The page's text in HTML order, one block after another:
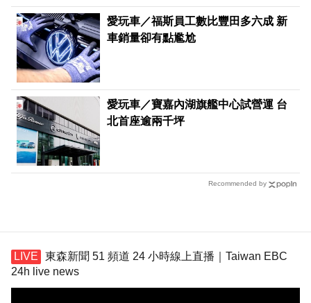
愛玩車／福斯員工數比豐田多六成 新
車銷量卻有點尷尬
愛玩車／寶嘉內湖旗艦中心試營運 台
北首座逾兩千坪
Recommended by
東森新聞 51 頻道 24 小時線上直播｜Taiwan EBC
24h live news